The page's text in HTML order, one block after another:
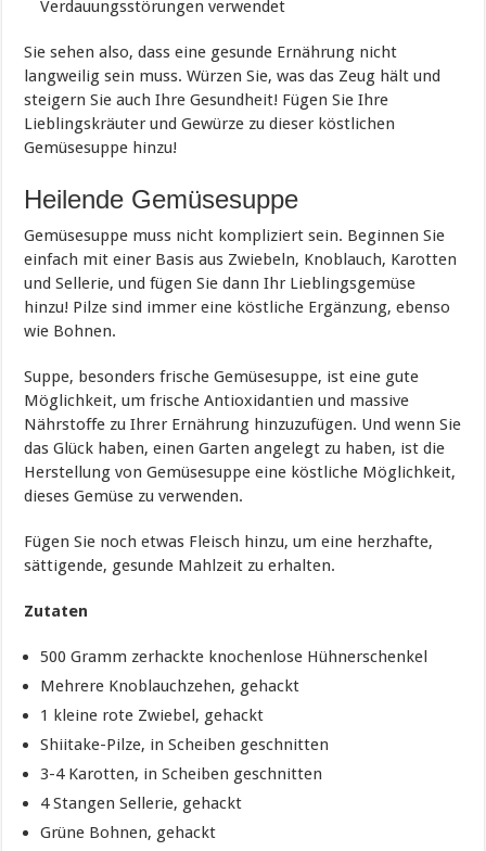
Verdauungsstörungen verwendet
Sie sehen also, dass eine gesunde Ernährung nicht
langweilig sein muss. Würzen Sie, was das Zeug hält und
steigern Sie auch Ihre Gesundheit! Fügen Sie Ihre
Lieblingskräuter und Gewürze zu dieser köstlichen
Gemüsesuppe hinzu!
Heilende Gemüsesuppe
Gemüsesuppe muss nicht kompliziert sein. Beginnen Sie
einfach mit einer Basis aus Zwiebeln, Knoblauch, Karotten
und Sellerie, und fügen Sie dann Ihr Lieblingsgemüse
hinzu! Pilze sind immer eine köstliche Ergänzung, ebenso
wie Bohnen.
Suppe, besonders frische Gemüsesuppe, ist eine gute
Möglichkeit, um frische Antioxidantien und massive
Nährstoffe zu Ihrer Ernährung hinzuzufügen. Und wenn Sie
das Glück haben, einen Garten angelegt zu haben, ist die
Herstellung von Gemüsesuppe eine köstliche Möglichkeit,
dieses Gemüse zu verwenden.
Fügen Sie noch etwas Fleisch hinzu, um eine herzhafte,
sättigende, gesunde Mahlzeit zu erhalten.
Zutaten
500 Gramm zerhackte knochenlose Hühnerschenkel
Mehrere Knoblauchzehen, gehackt
1 kleine rote Zwiebel, gehackt
Shiitake-Pilze, in Scheiben geschnitten
3-4 Karotten, in Scheiben geschnitten
4 Stangen Sellerie, gehackt
Grüne Bohnen, gehackt